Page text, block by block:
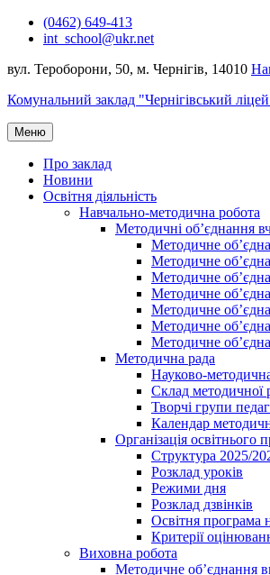
Перейти(0462) 649-413
int_school@ukr.net
вул. Тероборони, 50, м. Чернігів, 14010
Комунальний заклад "Чернігівський
Меню
Про заклад
Новини
Освітня діяльність
Навчально-методична робота
Методичні об’єднання
Методичне
Методичне
Методичне
Методичне
Методичне
Методичне
Методичне
Методична рада
Науково-
Склад методичної
Творчі групи
Календар
Організація освітнього
Структура 2025/
Розклад уроків
Режими дня
Розклад дзвінків
Освітня програма
Критерії
Виховна робота
Методичне об’єднання